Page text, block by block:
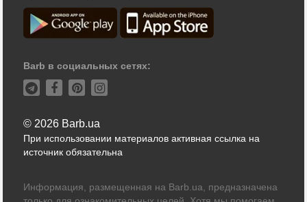
Barb в социальных сетях:
© 2026 Barb.ua
При использовании материалов активная ссылка на
источник обязательна
Информация, размещенная на Barb.ua, предназначена